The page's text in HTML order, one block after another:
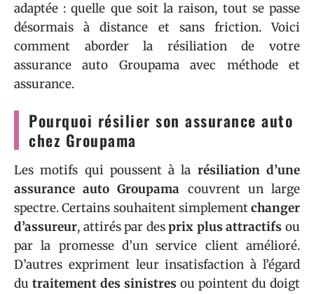
adaptée : quelle que soit la raison, tout se passe
désormais à distance et sans friction. Voici
comment aborder la résiliation de votre
assurance auto Groupama avec méthode et
assurance.
Pourquoi résilier son assurance auto
chez Groupama
Les motifs qui poussent à la résiliation d’une
assurance auto Groupama couvrent un large
spectre. Certains souhaitent simplementchanger
d’assureur, attirés par desprix plus attractifs ou
par la promesse d’un service client amélioré.
D’autres expriment leur insatisfaction à l’égard
du traitement des sinistres ou pointent du doigt